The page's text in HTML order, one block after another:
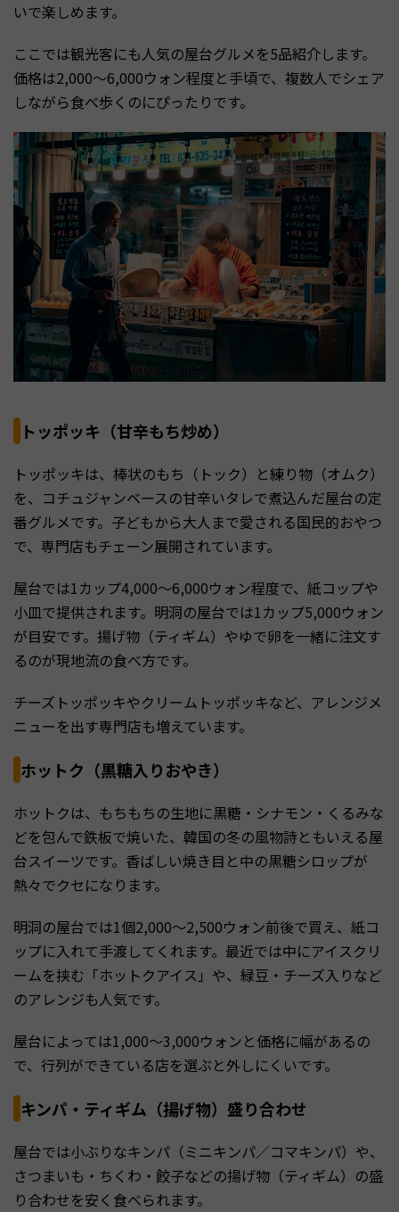
いで楽しめます。
ここでは観光客にも人気の屋台グルメを5品紹介します。
価格は2,000〜6,000ウォン程度と手頃で、複数人でシェア
しながら食べ歩くのにぴったりです。
トッポッキ（甘辛もち炒め）
トッポッキは、棒状のもち（トック）と練り物（オムク）
を、コチュジャンベースの甘辛いタレで煮込んだ屋台の定
番グルメです。子どもから大人まで愛される国民的おやつ
で、専門店もチェーン展開されています。
屋台では1カップ4,000〜6,000ウォン程度で、紙コップや
小皿で提供されます。明洞の屋台では1カップ5,000ウォン
が目安です。揚げ物（ティギム）やゆで卵を一緒に注文す
るのが現地流の食べ方です。
チーズトッポッキやクリームトッポッキなど、アレンジメ
ニューを出す専門店も増えています。
ホットク（黒糖入りおやき）
ホットクは、もちもちの生地に黒糖・シナモン・くるみな
どを包んで鉄板で焼いた、韓国の冬の風物詩ともいえる屋
台スイーツです。香ばしい焼き目と中の黒糖シロップが
熱々でクセになります。
明洞の屋台では1個2,000〜2,500ウォン前後で買え、紙コ
ップに入れて手渡してくれます。最近では中にアイスクリ
ームを挟む「ホットクアイス」や、緑豆・チーズ入りなど
のアレンジも人気です。
屋台によっては1,000〜3,000ウォンと価格に幅があるの
で、行列ができている店を選ぶと外しにくいです。
キンパ・ティギム（揚げ物）盛り合わせ
屋台では小ぶりなキンパ（ミニキンパ／コマキンパ）や、
さつまいも・ちくわ・餃子などの揚げ物（ティギム）の盛
り合わせを安く食べられます。